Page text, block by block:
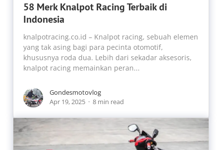
58 Merk Knalpot Racing Terbaik di
Indonesia
knalpotracing.co.id – Knalpot racing, sebuah elemen
yang tak asing bagi para pecinta otomotif,
khususnya roda dua. Lebih dari sekadar aksesoris,
knalpot racing memainkan peran...
Gondesmotovlog
Apr 19, 2025
8 min read